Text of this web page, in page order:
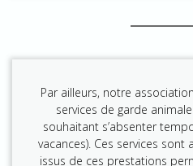
Par ailleurs, notre
services de garde
souhaitant s’absenter
vacances). Ces services sont
issus de ces prestations